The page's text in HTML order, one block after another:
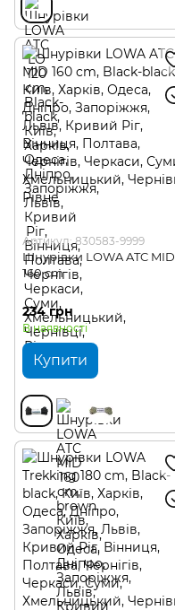
Артикул: 830583-9999
Шнурівки LOWA ATC MID
160 cm
234 грн
В наявності
Купити